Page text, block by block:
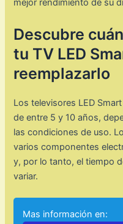
mejor rendimiento de su
Descubre
tu TV LED
reemplazarlo
Los televisores LED
de entre 5 y 10 años,
las condiciones de uso.
varios componentes
y, por lo tanto, el tiempo
variar.
Mas información en: